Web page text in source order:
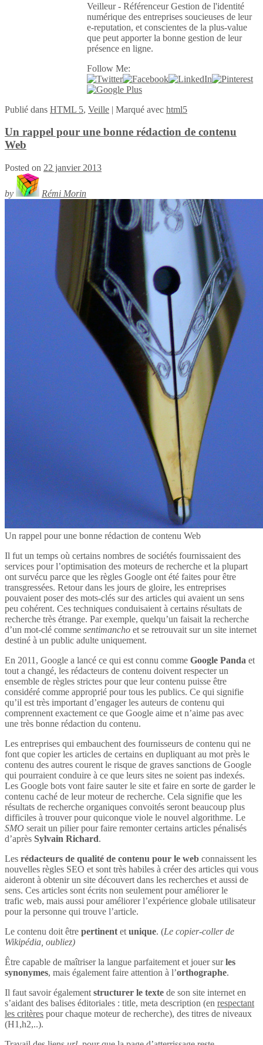
Veilleur - Référenceur Gestion de l'identité
numérique des entreprises soucieuses de leur
e-reputation, et conscientes de la plus-value
que peut apporter la bonne gestion de leur
présence en ligne.
Follow Me:
Publié dans HTML 5, Veille | Marqué avec html5
Un rappel pour une bonne rédaction de contenu
Web
Posted on 22 janvier 2013
by Rémi Morin
Un rappel pour une bonne rédaction de contenu Web
Il fut un temps où certains nombres de sociétés fournissaient des
services pour l’optimisation des moteurs de recherche et la plupart
ont survécu parce que les règles Google ont été faites pour être
transgressées. Retour dans les jours de gloire, les entreprises
pouvaient poser des mots-clés sur des articles qui avaient un sens
peu cohérent. Ces techniques conduisaient à certains résultats de
recherche très étrange. Par exemple, quelqu’un faisait la recherche
d’un mot-clé comme sentimancho et se retrouvait sur un site internet
destiné à un public adulte uniquement.
En 2011, Google a lancé ce qui est connu comme Google Panda et
tout a changé, les rédacteurs de contenu doivent respecter un
ensemble de règles strictes pour que leur contenu puisse être
considéré comme approprié pour tous les publics. Ce qui signifie
qu’il est très important d’engager les auteurs de contenu qui
comprennent exactement ce que Google aime et n’aime pas avec
une très bonne rédaction du contenu.
Les entreprises qui embauchent des fournisseurs de contenu qui ne
font que copier les articles de certains en dupliquant au mot près le
contenu des autres courent le risque de graves sanctions de Google
qui pourraient conduire à ce que leurs sites ne soient pas indexés.
Les Google bots vont faire sauter le site et faire en sorte de garder le
contenu caché de leur moteur de recherche. Cela signifie que les
résultats de recherche organiques convoités seront beaucoup plus
difficiles à trouver pour quiconque viole le nouvel algorithme. Le
SMO serait un pilier pour faire remonter certains articles pénalisés
d’après Sylvain Richard.
Les rédacteurs de qualité de contenu pour le web connaissent les
nouvelles règles SEO et sont très habiles à créer des articles qui vous
aideront à obtenir un site découvert dans les recherches et aussi de
sens. Ces articles sont écrits non seulement pour améliorer le
trafic web, mais aussi pour améliorer l’expérience globale utilisateur
pour la personne qui trouve l’article.
Le contenu doit être pertinent et unique. (Le copier-coller de
Wikipédia, oubliez)
Être capable de maîtriser la langue parfaitement et jouer surles
synonymes, mais également faire attention à l’orthographe.
Il faut savoir également structurer le texte de son site internet en
s’aidant des balises éditoriales : title, meta description (en respectant
les critères pour chaque moteur de recherche), des titres de niveaux
(H1,h2,..).